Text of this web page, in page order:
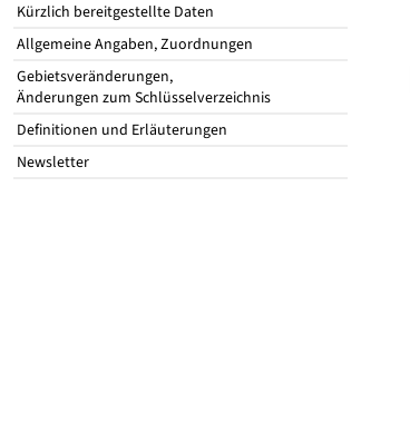
Kürzlich bereitgestellte Daten
Allgemeine Angaben, Zuordnungen
Gebietsveränderungen,
Änderungen zum Schlüsselverzeichnis
Definitionen und Erläuterungen
Newsletter